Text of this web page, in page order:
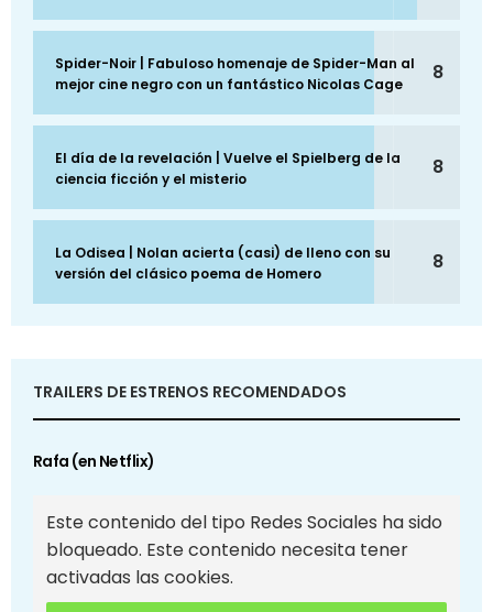
Spider-Noir | Fabuloso homenaje de Spider-Man al
mejor cine negro con un fantástico Nicolas Cage
8
El día de la revelación | Vuelve el Spielberg de la
ciencia ficción y el misterio
8
La Odisea | Nolan acierta (casi) de lleno con su
versión del clásico poema de Homero
8
TRAILERS DE ESTRENOS RECOMENDADOS
Rafa (en Netflix)
Este contenido del tipo Redes Sociales ha sido
bloqueado. Este contenido necesita tener
activadas las cookies.